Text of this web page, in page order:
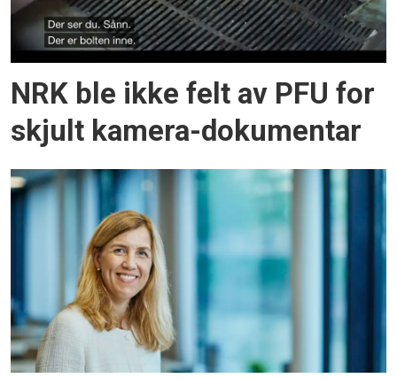
NRK ble ikke felt av PFU for
skjult kamera-dokumentar